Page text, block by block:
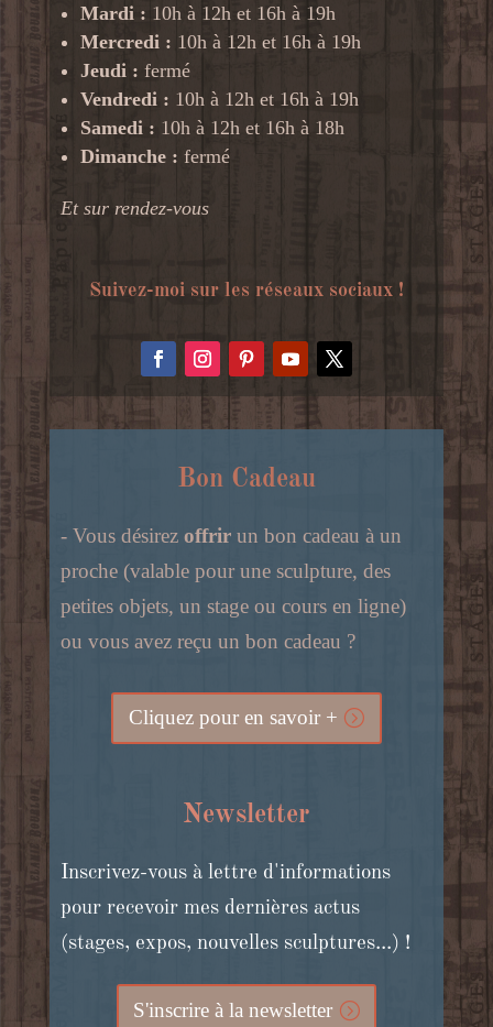
Mardi : 10h à 12h et 16h à 19h
Mercredi : 10h à 12h et 16h à 19h
Jeudi : fermé
Vendredi : 10h à 12h et 16h à 19h
Samedi : 10h à 12h et 16h à 18h
Dimanche : fermé
Et sur rendez-vous
Suivez-moi sur les réseaux sociaux !
Bon Cadeau
- Vous désirez offrir un bon cadeau à un
proche (valable pour une sculpture, des
petites objets, un stage ou cours en ligne)
ou vous avez reçu un bon cadeau ?
Cliquez pour en savoir +
Newsletter
Inscrivez-vous à lettre d'informations
pour recevoir mes dernières actus
(stages, expos, nouvelles sculptures...) !
S'inscrire à la newsletter